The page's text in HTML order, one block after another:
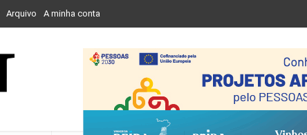
Arquivo A minha conta